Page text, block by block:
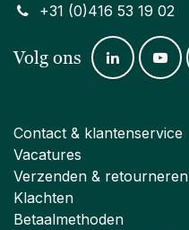
+31 (0)416 53 19 02
Volg ons
Contact & klantenservice
Vacatures
Verzenden & retourneren
Klachten
Betaalmethoden